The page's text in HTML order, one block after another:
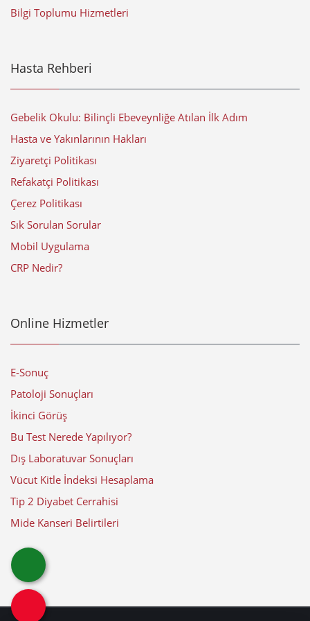
Bilgi Toplumu Hizmetleri
Hasta Rehberi
Gebelik Okulu: Bilinçli Ebeveynliğe Atılan İlk Adım
Hasta ve Yakınlarının Hakları
Ziyaretçi Politikası
Refakatçi Politikası
Çerez Politikası
Sık Sorulan Sorular
Mobil Uygulama
CRP Nedir?
Online Hizmetler
E-Sonuç
Patoloji Sonuçları
İkinci Görüş
Bu Test Nerede Yapılıyor?
Dış Laboratuvar Sonuçları
Vücut Kitle İndeksi Hesaplama
Tip 2 Diyabet Cerrahisi
Mide Kanseri Belirtileri